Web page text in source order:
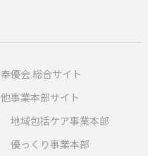
奉優会 総合サイト
他事業本部サイト
地域包括ケア事業本部
優っくり事業本部